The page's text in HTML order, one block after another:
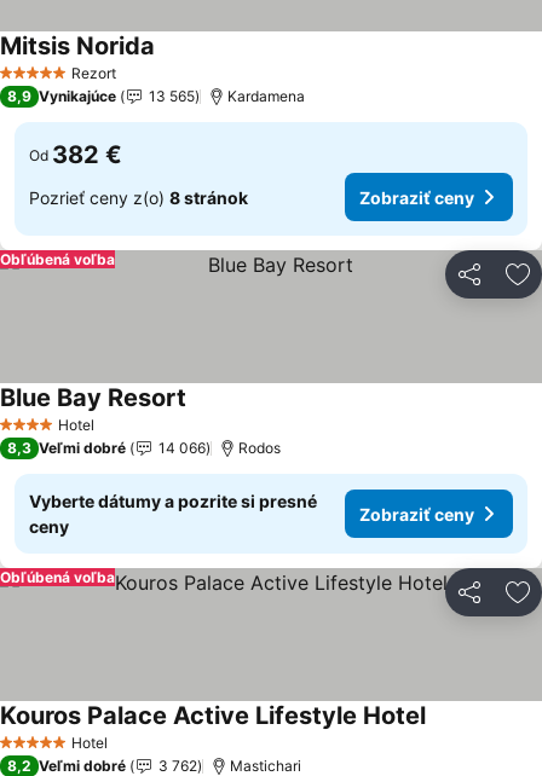
5 Počet hviezdičiek
Rezort
Mitsis Norida
8,9 Vynikajúce 13 565 Kardamena
Od 382 €
Pozrieť ceny z(o) 8 stránok Zobraziť ceny
Zdieľať
Obľúbená voľba
4 Počet hviezdičiek
Hotel
Blue Bay Resort
8,3 Veľmi dobré 14 066 Rodos
Vyberte dátumy a pozrite si presné
ceny
Zobraziť ceny
Zdieľať
Obľúbená voľba
5 Počet hviezdičiek
Hotel
Kouros Palace Active Lifestyle HotelZobraziť
8,2 Veľmi dobré 3 762 Mastichari